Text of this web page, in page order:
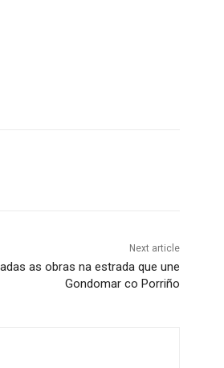
Next article
as obras na estrada que une
Gondomar co Porriño